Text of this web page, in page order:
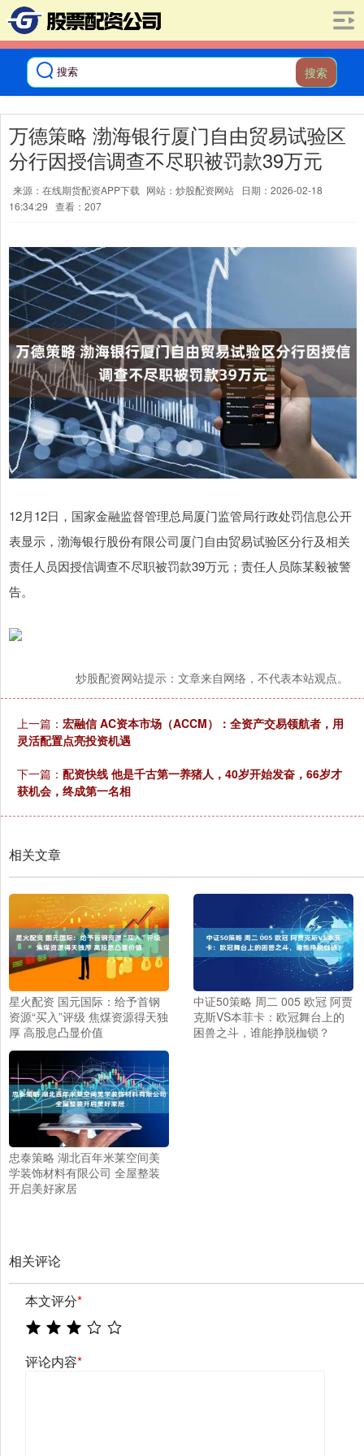
搜索
万德策略 渤海银行厦门自由贸易试验区
分行因授信调查不尽职被罚款39万元
来源：在线期货配资APP下载 网站：炒股配资网站
日期：2026-02-18
16:34:29 查看：207
12月12日，国家金融监督管理总局厦门监管局行政处罚信息公开
表显示，渤海银行股份有限公司厦门自由贸易试验区分行及相关
责任人员因授信调查不尽职被罚款39万元；责任人员陈某毅被警
告。
炒股配资网站提示：文章来自网络，不代表本站观点。
上一篇： 宏融信 AC资本市场（ACCM）：全资产交易领航者，用
灵活配置点亮投资机遇
下一篇： 配资快线 他是千古第一养猪人，40岁开始发奋，66岁才
获机会，终成第一名相
相关文章
星火配资 国元国际：给予首钢
资源“买入”评级 焦煤资源得天独
厚 高股息凸显价值
中证50策略 周二 005 欧冠 阿贾
克斯VS本菲卡：欧冠舞台上的
困兽之斗，谁能挣脱枷锁？
忠泰策略 湖北百年米莱空间美
学装饰材料有限公司 全屋整装
开启美好家居
相关评论
本文评分*
评论内容*